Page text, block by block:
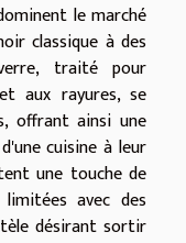
le marché
classique à des
traité pour
aux rayures, se
offrant ainsi une
cuisine à leur
une touche de
avec des
désirant sortir